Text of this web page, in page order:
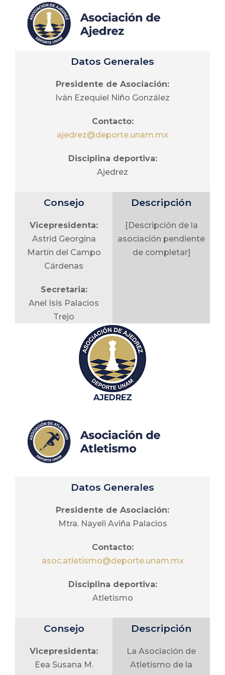
programas, dar
resultados
específicos.
Ernesto Alcántara
Cocepción
Vocal de educación
Segura
Balú Adrian Cruz
Delgado
Datos Generales
Presidente de Asociación:
Iván Ezequiel Niño González
Contacto:
ajedrez@deporte.unam.mx
Disciplina deportiva:
Ajedrez
Consejo
Vicepresidenta:
Astrid Georgina
Martín del Campo
Cárdenas
Secretaria:
Anel Isis Palacios
Trejo
Tesorera:
Elizabeth García
Hernández
Vocal de Superior:
Machado Cruz
Vocal de CU:
Alberto Raúl Ortiz
Vocal de FES
Acatlán:
Fernando Carlos
Vocal de FES
Jacqueline Isabel
Cuautitlán:
Roberto Iván Ruiz
Valencia
Descripción
[Descripción de la
asociación pendiente
de completar]
AJEDREZ
Datos Generales
Presidente de Asociación:
Mtra. Nayeli Aviña Palacios
Contacto:
asoc.atletismo@deporte.unam.mx
Disciplina deportiva:
Atletismo
Consejo
Vicepresidenta:
Eea Susana M.
Descripción
La Asociación de
Atletismo de la